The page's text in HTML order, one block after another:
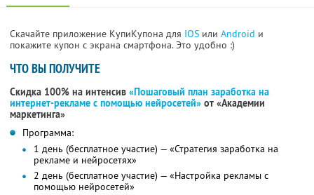
Скачайте приложение КупиКупона для IOS или Android и
покажите купон с экрана смартфона. Это удобно :)
ЧТО ВЫ ПОЛУЧИТЕ
Скидка 100% на интенсив «Пошаговый план заработка на
интернет-рекламе с помощью нейросетей» от «Академии
маркетинга»
Программа:
1 день (бесплатное участие) — «Стратегия заработка на
рекламе и нейросетях»
2 день (бесплатное участие) — «Настройка рекламы с
помощью нейросетей»